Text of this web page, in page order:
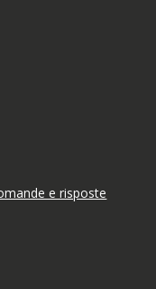
e risposte